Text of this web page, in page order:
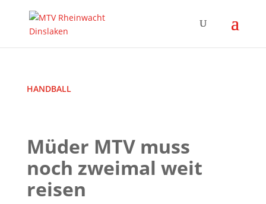
HANDBALL
Müder MTV muss
noch zweimal weit
reisen